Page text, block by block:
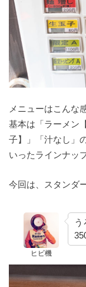
メニューはこんな
基本は「ラーメン
子】」「汁なし」
いったラインナッ
今回は、スタンダ
ヒビ機
う